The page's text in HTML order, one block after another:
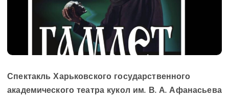
Спектакль Харьковского государственного
академического театра кукол им. В. А. Афанасьева